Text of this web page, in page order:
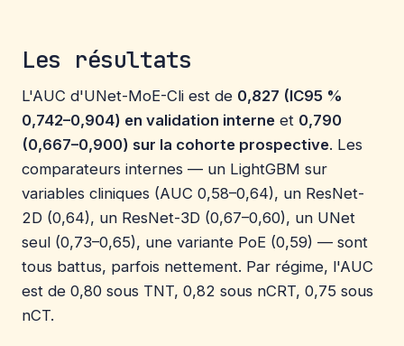
Les résultats
L'AUC d'UNet-MoE-Cli est de 0,827 (IC95 %
0,742–0,904) en validation interne et 0,790
(0,667–0,900) sur la cohorte prospective. Les
comparateurs internes — un LightGBM sur
variables cliniques (AUC 0,58–0,64), un ResNet-
2D (0,64), un ResNet-3D (0,67–0,60), un UNet
seul (0,73–0,65), une variante PoE (0,59) — sont
tous battus, parfois nettement. Par régime, l'AUC
est de 0,80 sous TNT, 0,82 sous nCRT, 0,75 sous
nCT.